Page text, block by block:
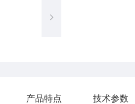
产品特点 技术参数